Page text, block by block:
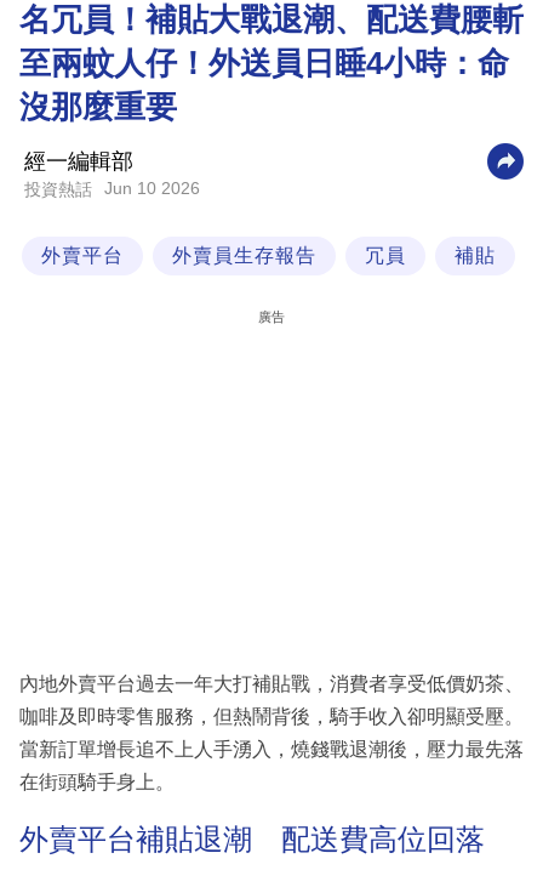
商
業
科
職
名冗員！補貼大戰退潮、配送費腰斬
至兩蚊人仔！外送員日睡4小時：命
沒那麼重要
經一編輯部
投資熱話 Jun 10 2026
外賣平台 外賣員生存報告 冗員 補貼
廣告
內地外賣平台過去一年大打補貼戰，消費者享受低價奶茶、
咖啡及即時零售服務，但熱鬧背後，騎手收入卻明顯受壓。
當新訂單增長追不上人手湧入，燒錢戰退潮後，壓力最先落
在街頭騎手身上。
外賣平台補貼退潮 配送費高位回落